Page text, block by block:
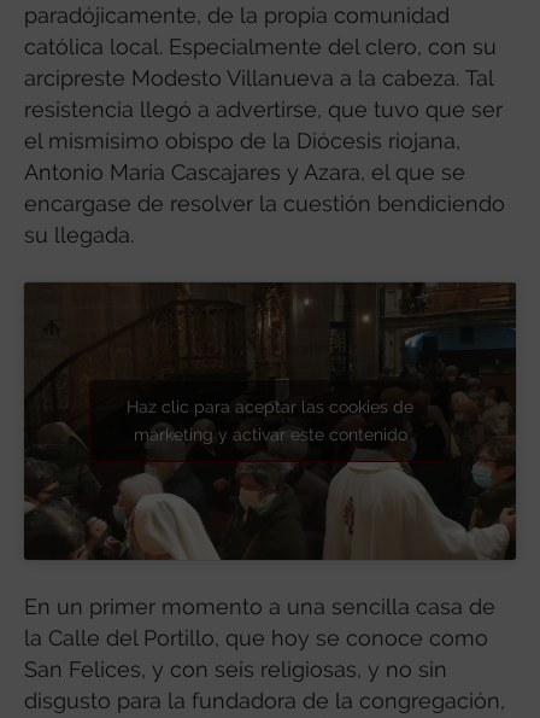
paradójicamente, de la propia comunidad
católica local. Especialmente del clero, con su
arcipreste Modesto Villanueva a la cabeza. Tal
resistencia llegó a advertirse, que tuvo que ser
el mismísimo obispo de la Diócesis riojana,
Antonio María Cascajares y Azara, el que se
encargase de resolver la cuestión bendiciendo
su llegada.
Haz clic para aceptar las cookies de
marketing y activar este contenido
En un primer momento a una sencilla casa de
la Calle del Portillo, que hoy se conoce como
San Felices, y con seis religiosas, y no sin
disgusto para la fundadora de la congregación,